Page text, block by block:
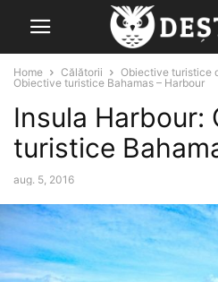
Home Călătorii Obiective turistice
Obiective turistice Bahamas – Harbour
Insula Harbour:
turistice
aug. 5, 2016